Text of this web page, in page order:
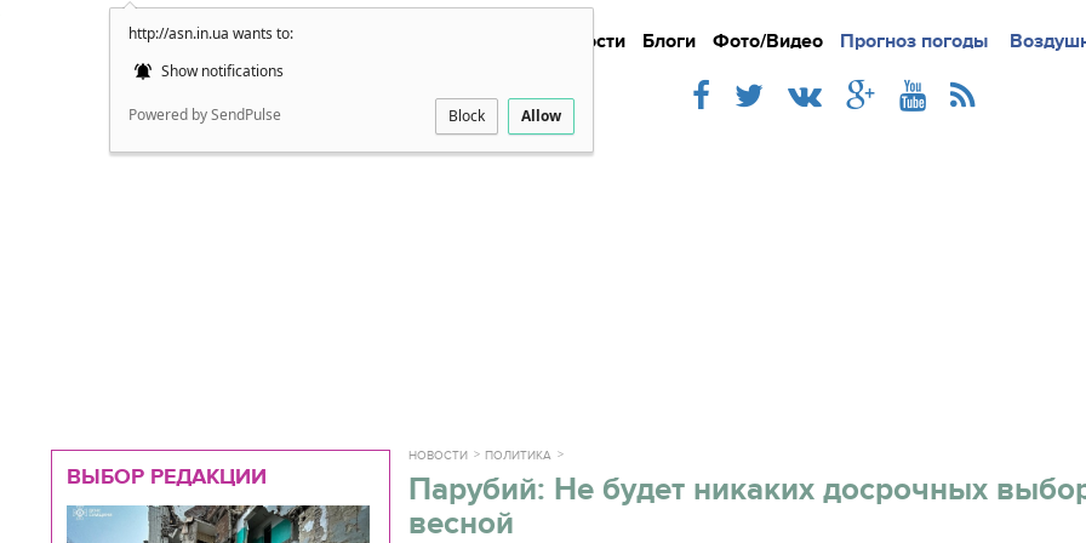
http://asn.in.ua wants to:
Show notifications
Powered by SendPulse Block Allow
Новости Блоги Фото/Видео Прогноз погоды
Подробно Новости
ВЫБОР РЕДАКЦИИ
НОВОСТИ ПОЛИТИКА
Парубий: Не будет никаких досрочных
весной